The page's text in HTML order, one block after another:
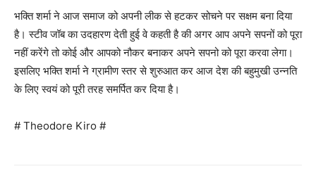
भक्ति शर्मा ने आज समाज को अपनी लीक से हटकर सोचने पर सक्षम बना दिया
है। स्टीव जॉब का उदहारण देती हुई वे कहती है की अगर आप अपने सपनों को पूरा
नहीं करेंगे तो कोई और आपको नौकर बनाकर अपने सपनो को पूरा करवा लेगा।
इसलिए भक्ति शर्मा ने ग्रामीण स्तर से शुरुआत कर आज देश की बहुमुखी उन्नति
के लिए स्वयं को पूरी तरह समर्पित कर दिया है।
# Theodore Kiro #